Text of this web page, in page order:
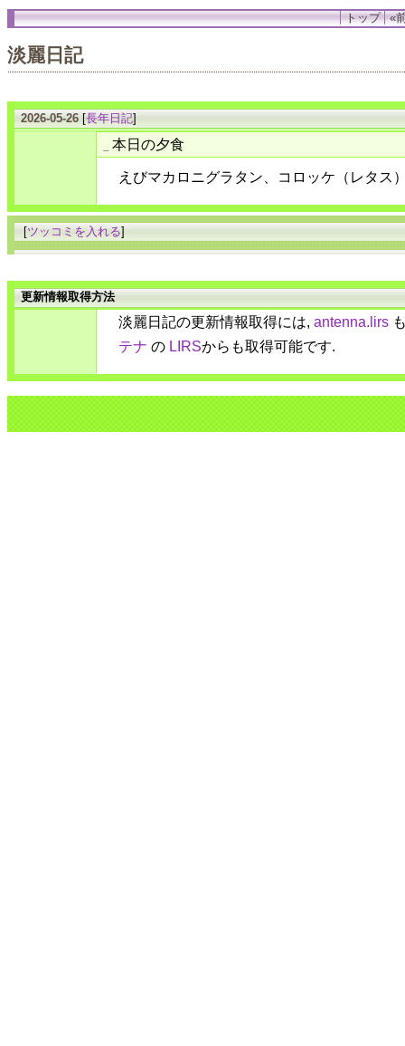
トップ «
淡麗日記
2026-05-26 [長年日記]
本日の夕食
えびマカロニグラタン、コロッケ（レタス
[ツッコミを入れる]
更新情報取得方法
淡麗日記の更新情報取得には, antenna.lirs
テナ の LIRSからも取得可能です.